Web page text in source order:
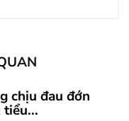
chịu đau đớn
tiểu...